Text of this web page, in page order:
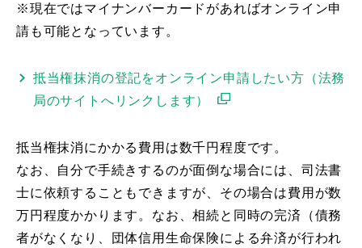
※現在ではマイナンバーカードがあればオンライン申
請も可能となっています。
抵当権抹消の登記をオンライン申請したい方（法務
局のサイトへリンクします）
抵当権抹消にかかる費用は数千円程度です。
なお、自分で手続きするのが面倒な場合には、司法書
士に依頼することもできますが、その場合は費用が数
万円程度かかります。なお、相続と同時の完済（債務
者がなくなり、団体信用生命保険による弁済が行われ